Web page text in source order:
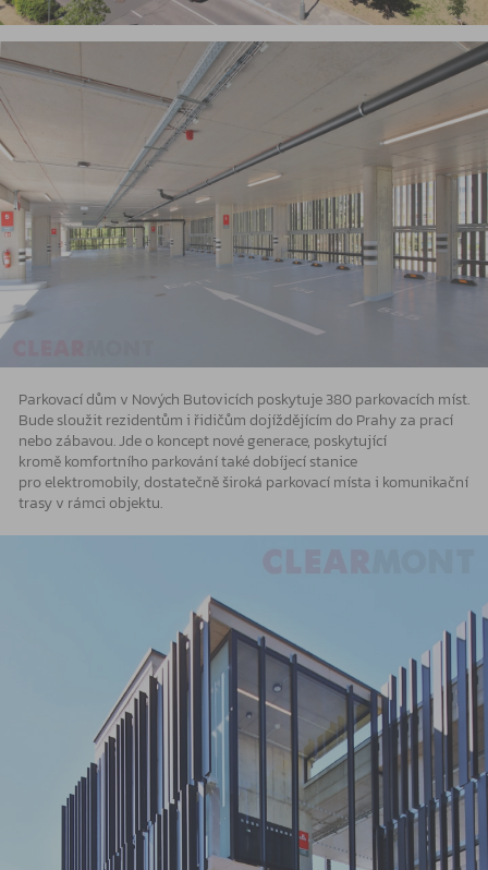
Parkovací dům v Nových Butovicích poskytuje 380 parkovacích míst.
Bude sloužit rezidentům i řidičům dojíždějícím do Prahy za prací
nebo zábavou. Jde o koncept nové generace, poskytující
kromě komfortního parkování také dobíjecí stanice
pro elektromobily, dostatečně široká parkovací místa i komunikační
trasy v rámci objektu.